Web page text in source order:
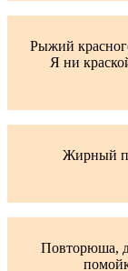
Рыжий
Я ни
Жирный
Повторюша,